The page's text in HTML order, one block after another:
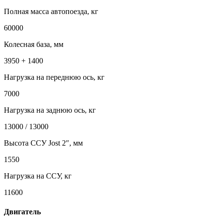
Полная масса автопоезда, кг
60000
Колесная база, мм
3950 + 1400
Нагрузка на переднюю ось, кг
7000
Нагрузка на заднюю ось, кг
13000 / 13000
Высота ССУ Jost 2″, мм
1550
Нагрузка на ССУ, кг
11600
Двигатель